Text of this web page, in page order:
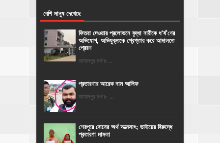
বেশি মানুষ দেখেছে
ফিতরা দেওয়ার প্রলোভনে বৃদ্ধা নারীকে ধ'র্ষ'ণের
অভিযোগ, অভিযুক্তকে গ্রেপ্তার করে আদালতে
প্রেরণ
জামালপুর দর্পণঃ ...
প্রতারণার আরেক নাম আলিফ
জামালপুর দর্পণঃ ...
শেরপুরে বোনের অর্থ আত্মসাৎ; ভাইয়ের বিরুদ্ধে
প্রতারণা মামলা